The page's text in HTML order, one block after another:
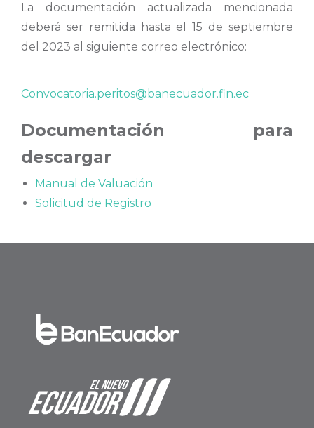
La documentación actualizada mencionada
deberá ser remitida hasta el 15 de septiembre
del 2023 al siguiente correo electrónico:
Convocatoria.peritos@banecuador.fin.ec
Documentación para
descargar
Manual de Valuación
Solicitud de Registro